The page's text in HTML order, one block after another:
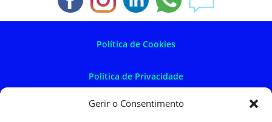
Gerir o Consentimento
Política de Cookies
Política de Privacidade
Política de Devoluções